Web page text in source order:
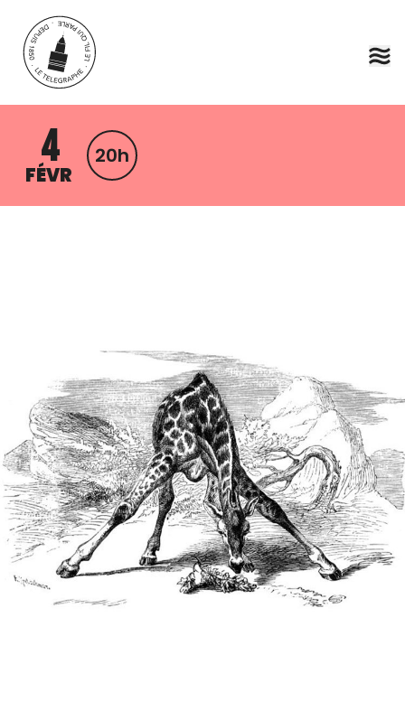
Aller au contenu principal
4
FÉVR
20h